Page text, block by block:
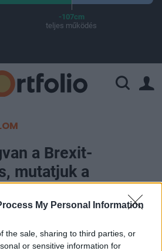
My Personal Information
the sale, sharing to third parties, or
or sensitive information for
-107cm
teljes működés
a Brexit-
mutatjuk a